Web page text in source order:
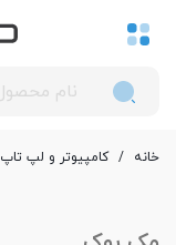
خانه / کامپیوتر و لپ تاپ